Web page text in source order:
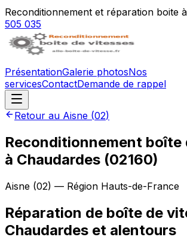
Reconditionnement et réparation boite
505 035
PrésentationGalerie photosNos
servicesContactDemande de rappel
Retour au Aisne (02)
Reconditionnement boîte
à Chaudardes (02160)
Aisne (02) — Région Hauts-de-France
Réparation de boîte de
Chaudardes et alentours